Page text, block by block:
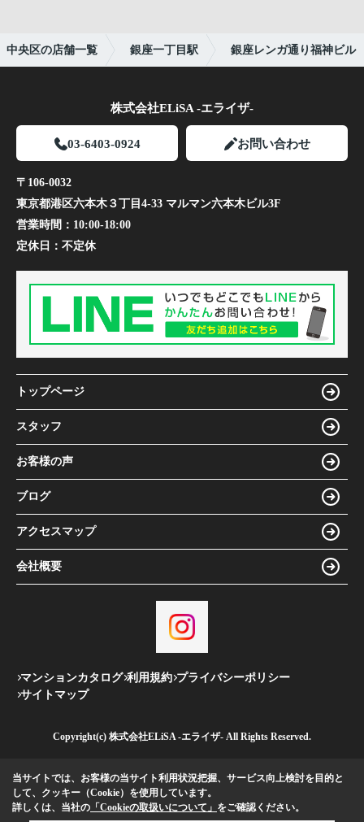
中央区の店舗一覧 銀座一丁目駅 銀座レンガ通り福神ビル
株式会社ELiSA -エライザ-
03-6403-0924 お問い合わせ
〒106-0032
東京都港区六本木３丁目4-33 マルマン六本木ビル3F
営業時間： 10:00-18:00
定休日： 不定休
トップページ
スタッフ
お客様の声
ブログ
アクセスマップ
会社概要
マンションカタログ 利用規約 プライバシーポリシー
サイトマップ
Copyright(c) 株式会社ELiSA -エライザ- All Rights Reserved.
当サイトでは、お客様の当サイト利用状況把握、サービス向上検討を目的と
して、クッキー（Cookie）を使用しています。
詳しくは、当社の 「Cookieの取扱いについて」 をご確認ください。